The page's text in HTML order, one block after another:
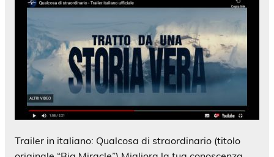
Trailer in italiano: Qualcosa di straordinario (titolo